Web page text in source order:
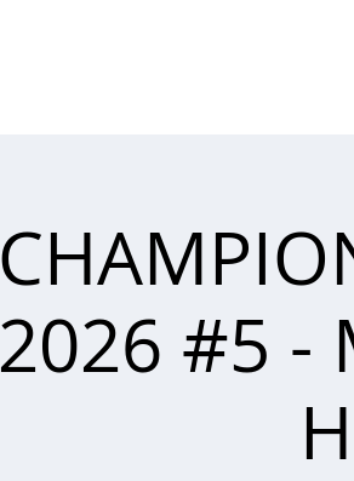
2026 #5 -